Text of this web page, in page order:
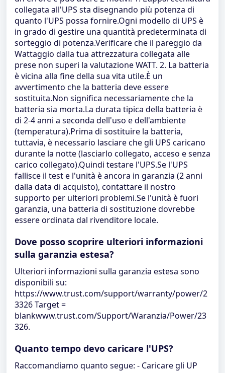
collegata all'UPS sta disegnando più potenza di
quanto l'UPS possa fornire.Ogni modello di UPS è
in grado di gestire una quantità predeterminata di
sorteggio di potenza.Verificare che il pareggio da
Wattaggio dalla tua attrezzatura collegata alle
prese non superi la valutazione WATT. 2. La batteria
è vicina alla fine della sua vita utile.È un
avvertimento che la batteria deve essere
sostituita.Non significa necessariamente che la
batteria sia morta.La durata tipica della batteria è
di 2-4 anni a seconda dell'uso e dell'ambiente
(temperatura).Prima di sostituire la batteria,
tuttavia, è necessario lasciare che gli UPS caricano
durante la notte (lasciarlo collegato, acceso e senza
carico collegato).Quindi testare l'UPS.Se l'UPS
fallisce il test e l'unità è ancora in garanzia (2 anni
dalla data di acquisto), contattare il nostro
supporto per ulteriori problemi.Se l'unità è fuori
garanzia, una batteria di sostituzione dovrebbe
essere ordinata dal rivenditore locale.
Dove posso scoprire ulteriori informazioni
sulla garanzia estesa?
Ulteriori informazioni sulla garanzia estesa sono
disponibili su:
https://www.trust.com/support/warranty/power/2
3326 Target =
blankwww.trust.com/Support/Waranzia/Power/23
326.
Quanto tempo devo caricare l'UPS?
Raccomandiamo quanto segue: - Caricare gli UP